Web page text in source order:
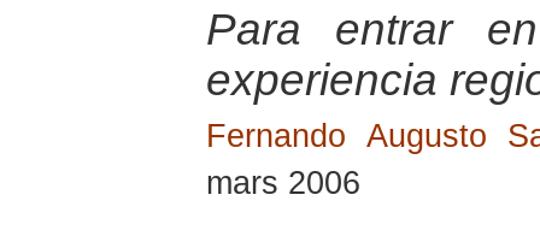
Para entrar
experiencia
Fernando Augusto
mars 2006